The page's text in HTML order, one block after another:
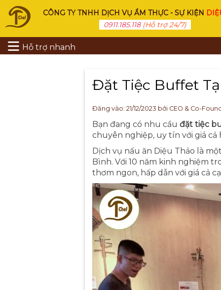
CÔNG TY TNHH DỊCH VỤ ẨM THỰC - SỰ KIỆN
0911.185.118 (Hỗ trợ 24/7)
Hỗ trợ nhanh
Đặt Tiệc Buffet
Đăng vào: 21/12/2023 bởi CEO & Co-
Bạn đang có nhu cầu đặt tiệc
chuyên nghiệp, uy tín với giá
Dịch vụ nấu ăn Diệu Thảo là
Bình. Với 10 năm kinh nghiệm
thơm ngon, hấp dẫn với giá cả